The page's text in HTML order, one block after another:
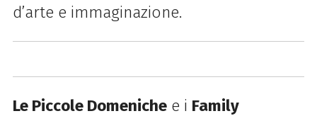
d’arte e immaginazione.
Le Piccole Domenichee i Family